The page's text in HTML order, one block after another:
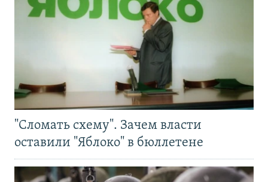
"Сломать схему". Зачем власти
оставили "Яблоко" в бюллетене